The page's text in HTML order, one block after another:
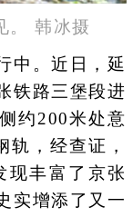
。 韩冰摄
。近日，延
铁路三堡段进
约200米处意
，经查证，
现丰富了京张
实增添了又一